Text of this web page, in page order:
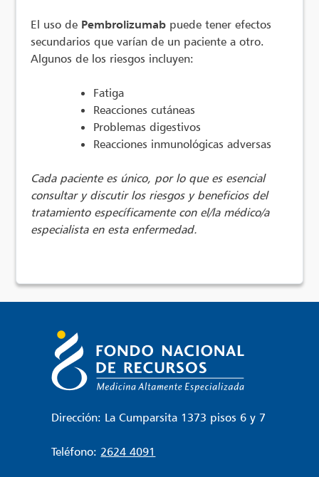
El uso de Pembrolizumab puede tener efectos
secundarios que varían de un paciente a otro.
Algunos de los riesgos incluyen:
Fatiga
Reacciones cutáneas
Problemas digestivos
Reacciones inmunológicas adversas
Cada paciente es único, por lo que es esencial
consultar y discutir los riesgos y beneficios del
tratamiento específicamente con el/la médico/a
especialista en esta enfermedad.
Dirección: La Cumparsita 1373 pisos 6 y 7
Teléfono: 2624 4091